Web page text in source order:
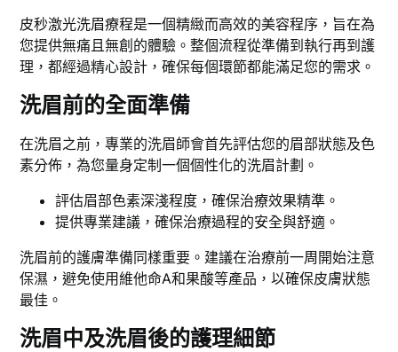
皮秒激光洗眉療程是一個精緻而高效的美容程序，旨在為
您提供無痛且無創的體驗。整個流程從準備到執行再到護
理，都經過精心設計，確保每個環節都能滿足您的需求。
洗眉前的全面準備
在洗眉之前，專業的洗眉師會首先評估您的眉部狀態及色
素分佈，為您量身定制一個個性化的洗眉計劃。
評估眉部色素深淺程度，確保治療效果精準。
提供專業建議，確保治療過程的安全與舒適。
洗眉前的護膚準備同樣重要。建議在治療前一周開始注意
保濕，避免使用維他命A和果酸等產品，以確保皮膚狀態
最佳。
洗眉中及洗眉後的護理細節